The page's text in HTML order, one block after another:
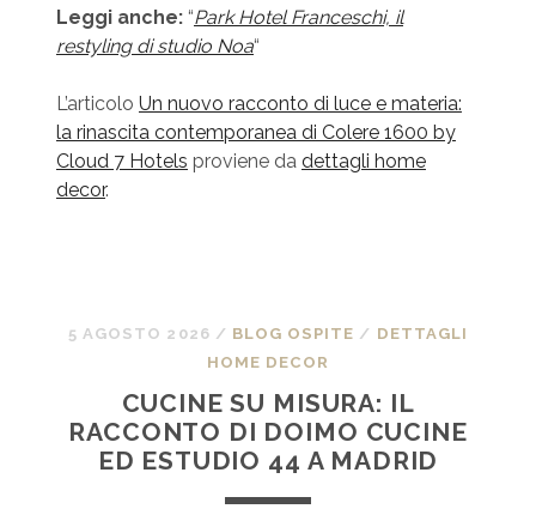
Leggi anche:“Park Hotel Franceschi, il
restyling di studio Noa“
L’articolo Un nuovo racconto di luce e materia:
la rinascita contemporanea di Colere 1600 by
Cloud 7 Hotels proviene da dettagli home
decor.
5 AGOSTO 2026 / BLOG OSPITE / DETTAGLI
HOME DECOR
CUCINE SU MISURA: IL
RACCONTO DI DOIMO CUCINE
ED ESTUDIO 44 A MADRID